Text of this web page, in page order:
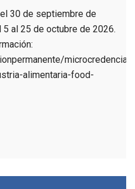
30 de septiembre de
al 25 de octubre de 2026.
alimentaria-food-